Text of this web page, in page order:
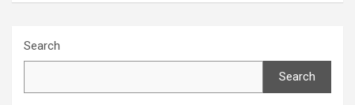
Search
Search